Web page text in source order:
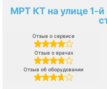
МРТ КТ на улице 1-
Отзыв о сервисе
Отзыв о врачах
Отзыв об оборудовании